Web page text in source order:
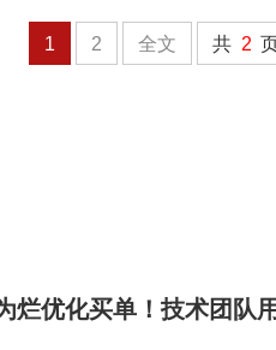
1 2 全文 共 2
烂优化买单！技术团队